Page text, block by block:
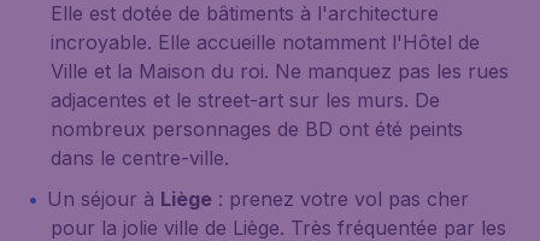
Elle est dotée de bâtiments à l'architecture
incroyable. Elle accueille notamment l'Hôtel de
Ville et la Maison du roi. Ne manquez pas les rues
adjacentes et le street-art sur les murs. De
nombreux personnages de BD ont été peints
dans le centre-ville.
Un séjour à Liège : prenez votre vol pas cher
pour la jolie ville de Liège. Très fréquentée par les